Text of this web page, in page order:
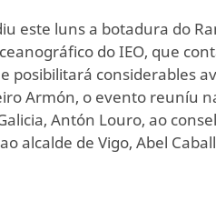
este luns a botadura do
do IEO, que
posibilitará considerables
Armón, o evento reuníu
Antón Louro, ao
alcalde de Vigo, Abel